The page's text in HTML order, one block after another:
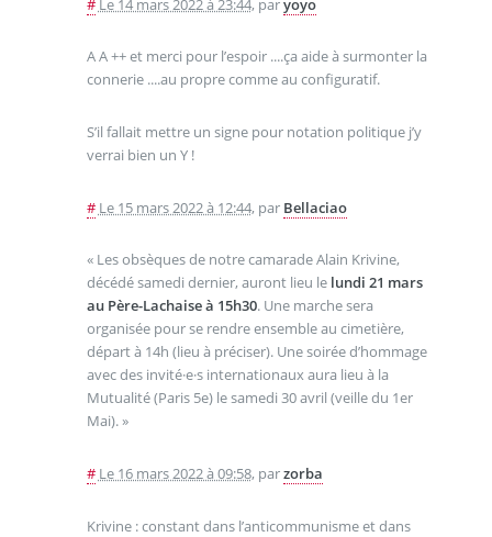
# Le 14 mars 2022 à 23:44, paryoyo
A A ++ et merci pour l’espoir ....ça aide à surmonter la
connerie ....au propre comme au configuratif.
S’il fallait mettre un signe pour notation politique j’y
verrai bien un Y !
# Le 15 mars 2022 à 12:44, par Bellaciao
« Les obsèques de notre camarade Alain Krivine,
décédé samedi dernier, auront lieu le lundi 21 mars
au Père-Lachaise à 15h30. Une marche sera
organisée pour se rendre ensemble au cimetière,
départ à 14h (lieu à préciser). Une soirée d’hommage
avec des invité·e·s internationaux aura lieu à la
Mutualité (Paris 5e) le samedi 30 avril (veille du 1er
Mai). »
# Le 16 mars 2022 à 09:58, parzorba
Krivine : constant dans l’anticommunisme et dans